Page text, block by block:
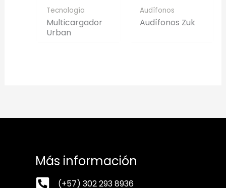
Tecnología
Multicargador
Urban
Audífonos
Audífonos Zuk
Más información
(+57) 302 293 8936